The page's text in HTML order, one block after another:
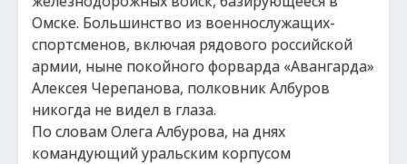
Омске. Большинство из военнослужащих-
спортсменов, включая рядового российской
армии, ныне покойного форварда «Авангарда»
Алексея Черепанова, полковник Албуров
никогда не видел в глаза.
По словам Олега Албурова, на днях
командующий уральским корпусом